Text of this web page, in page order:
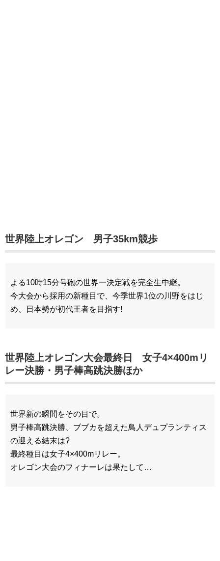
世界陸上オレゴン 男子35km競歩
よる10時15分号砲の世界一決定戦を完全生中継。
今大会から採用の新種目で、今季世界1位の川野をはじ
め、日本勢が初代王者を目指す!
世界陸上オレゴン大会最終日 女子4×400mリ
レー決勝・男子棒高跳決勝ほか
世界新の瞬間をその目で。
男子棒高跳決勝、ブブカを超えた鳥人デュプランティス
の迎える結末は?
最終種目は女子4×400mリレー。
オレゴン大会のフィナーレは果たして…